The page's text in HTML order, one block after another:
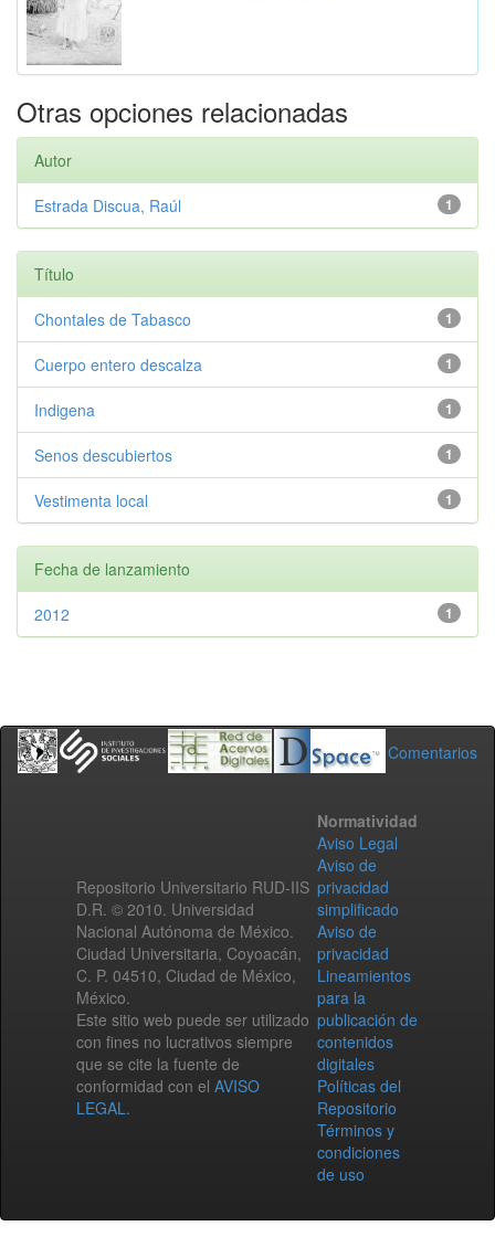
Otras opciones relacionadas
Autor
1
Estrada Discua, Raúl
Título
1
Chontales de Tabasco
1
Cuerpo entero descalza
1
Indigena
1
Senos descubiertos
1
Vestimenta local
Fecha de lanzamiento
1
2012
Comentarios
Repositorio Universitario RUD-IIS
D.R. © 2010. Universidad
Nacional Autónoma de México.
Ciudad Universitaria, Coyoacán,
C. P. 04510, Ciudad de México,
México.
Este sitio web puede ser utilizado
con fines no lucrativos siempre
que se cite la fuente de
conformidad con el AVISO
LEGAL.
Normatividad
Aviso Legal
Aviso de
privacidad
simplificado
Aviso de
privacidad
Lineamientos
para la
publicación de
contenidos
digitales
Políticas del
Repositorio
Términos y
condiciones
de uso